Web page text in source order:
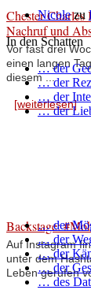
Chester
Nachruf und
Vor fast drei
einen langen
diesem ...
[weiterlesen]
Backstage:
Auf Instagram
unter dem
Leben gerufen
Nicolezu
In den Schatten
… der
… der
… der
… der
… der
… der
… der
… der
… des